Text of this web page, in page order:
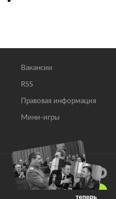
Вакансии
RSS
Правовая информация
Мини-игры